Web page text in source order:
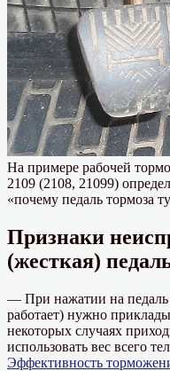
На примере рабочей
2109 (2108, 21099)
«почему педаль тормоза
Признаки
(жесткая)
— При нажатии на педаль
работает) нужно
некоторых случаях
использовать вес всего
Эффективность